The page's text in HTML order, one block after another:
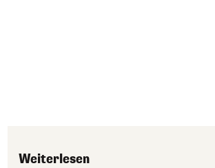
Weiterlesen